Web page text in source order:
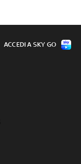
ACCEDI A SKY GO